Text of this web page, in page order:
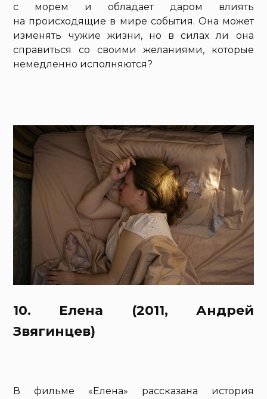
с морем и обладает даром влиять
на происходящие в мире события. Она может
изменять чужие жизни, но в силах ли она
справиться со своими желаниями, которые
немедленно исполняются?
10. Елена (2011, Андрей
Звягинцев)
В фильме «Елена» рассказана история